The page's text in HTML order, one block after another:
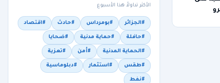
الأكثر تداولاً هذا الأسبوع
#الجزائر #بومرداس #حادث #اقتصاد
#حافلة #حماية مدنية #ضحايا
#الحماية المدنية #أمن #تعزية
#طقس #استثمار #دبلوماسية
#نفط